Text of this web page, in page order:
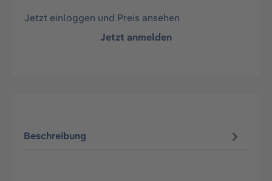
Jetzt einloggen und Preis ansehen
Jetzt anmelden
Beschreibung